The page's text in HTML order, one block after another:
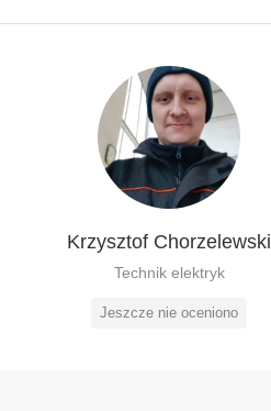
Krzysztof Chorzelewski
Technik elektryk
Jeszcze nie oceniono